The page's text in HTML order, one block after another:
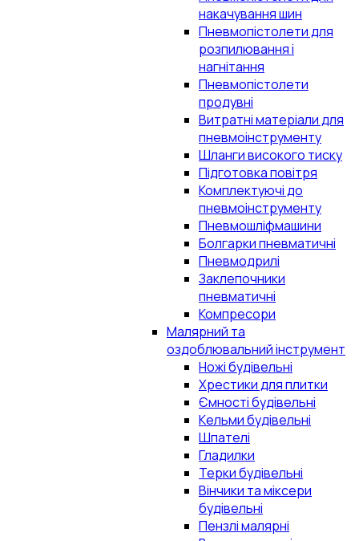
накачування шин
Пневмопістолети для
розпилювання і
нагнітання
Пневмопістолети
продувні
Витратні матеріали для
пневмоінструменту
Шланги високого тиску
Підготовка повітря
Комплектуючі до
пневмоінструменту
Пневмошліфмашини
Болгарки пневматичні
Пневмодрилі
Заклепочники
пневматичні
Компресори
Малярний та
оздоблювальний інструмент
Ножі будівельні
Хрестики для плитки
Ємності будівельні
Кельми будівельні
Шпателі
Гладилки
Терки будівельні
Вінчики та міксери
будівельні
Пензлі малярні